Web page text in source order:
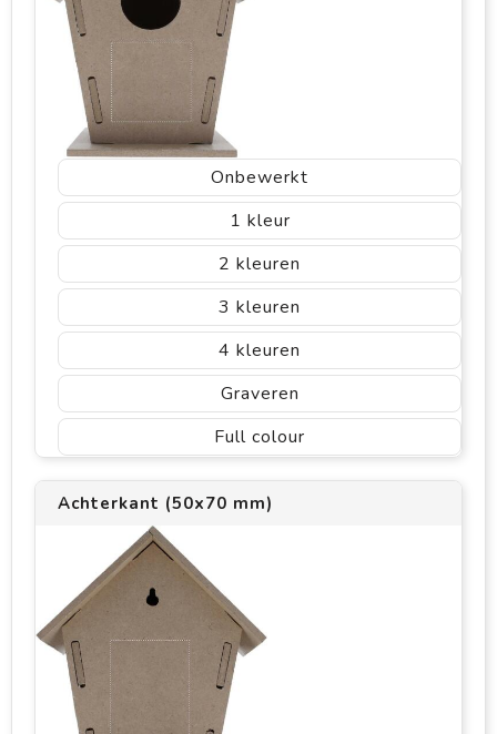
Onbewerkt
1
2
3
4
Graveren
Full colour
Achterkant (50x70 mm)